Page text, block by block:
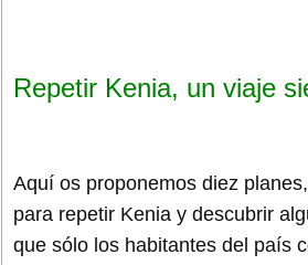
Repetir Kenia, un viaje
Aquí os proponemos diez
para repetir Kenia y descubrir
que sólo los habitantes del país